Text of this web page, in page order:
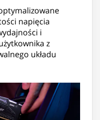
napięcia
i
z
układu